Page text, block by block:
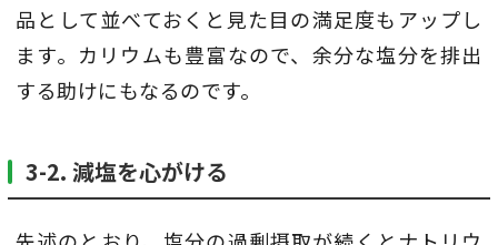
品として並べておくと見た目の満足度もアップし
ます。カリウムも豊富なので、余分な塩分を排出
する助けにもなるのです。
3-2. 減塩を心がける